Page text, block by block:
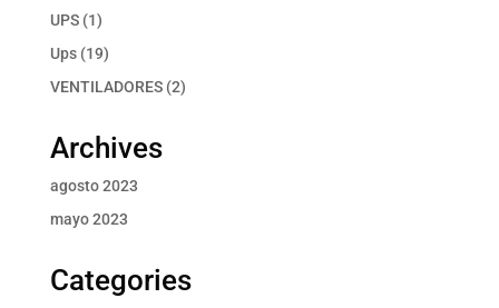
UPS 11
producto
Ups 1919
productos
VENTILADORES 22
Archives
agosto 2023
mayo 2023
Categories